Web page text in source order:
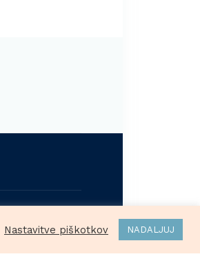
Nastavitve piškotkov NADALJUJ